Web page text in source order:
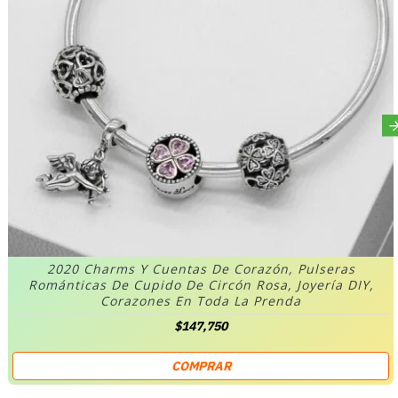
2020 Charms Y Cuentas De Corazón, Pulseras
Románticas De Cupido De Circón Rosa, Joyería DIY,
Corazones En Toda La Prenda
$147,750
COMPRAR